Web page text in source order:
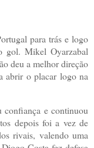
para trás e logo
gol. Mikel Oyarzabal
deu a melhor direção
abrir o placar logo na
confiança e continuou
depois foi a vez de
rivais, valendo uma